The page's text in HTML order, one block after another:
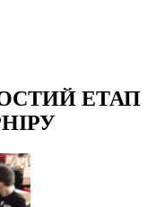
ЕТАП